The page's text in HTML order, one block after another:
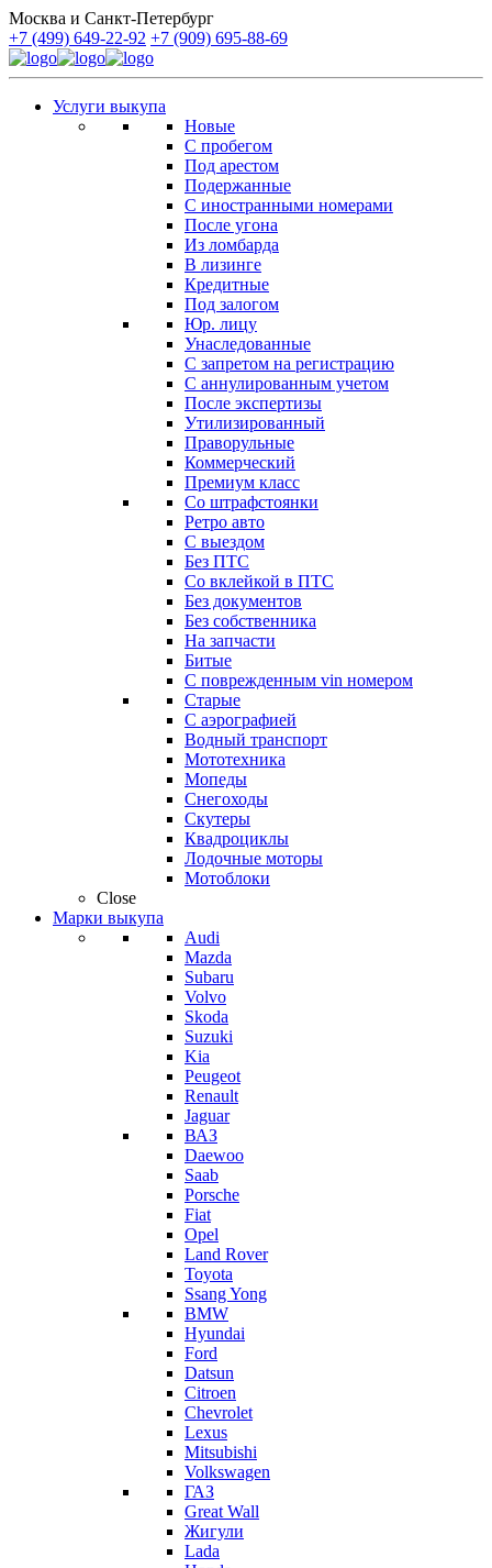
Москва и Санкт-Петербург
+7 (499) 649-22-92 +7 (909) 695-88-69
Услуги выкупа
Новые
С пробегом
Под арестом
Подержанные
С иностранными номерами
После угона
Из ломбарда
В лизинге
Кредитные
Под залогом
Юр. лицу
Унаследованные
С запретом на регистрацию
С аннулированным учетом
После экспертизы
Утилизированный
Праворульные
Коммерческий
Премиум класс
Со штрафстоянки
Ретро авто
С выездом
Без ПТС
Со вклейкой в ПТС
Без документов
Без собственника
На запчасти
Битые
С поврежденным vin номером
Старые
С аэрографией
Водный транспорт
Мототехника
Мопеды
Снегоходы
Скутеры
Квадроциклы
Лодочные моторы
Мотоблоки
Close
Марки выкупа
Audi
Mazda
Subaru
Volvo
Skoda
Suzuki
Kia
Peugeot
Renault
Jaguar
ВАЗ
Daewoo
Saab
Porsche
Fiat
Opel
Land Rover
Toyota
Ssang Yong
BMW
Hyundai
Ford
Datsun
Citroen
Chevrolet
Lexus
Mitsubishi
Volkswagen
ГАЗ
Great Wall
Жигули
Lada